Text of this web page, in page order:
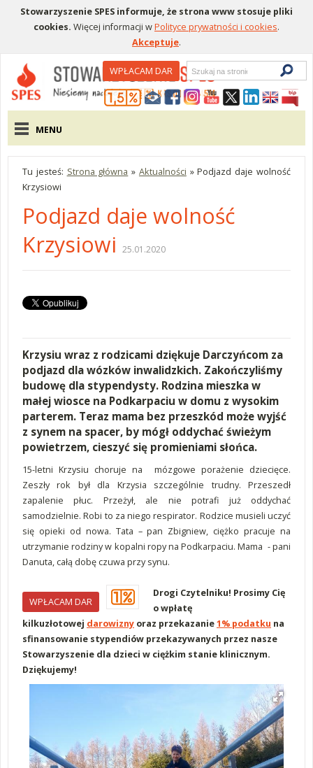
Stowarzyszenie SPES informuje, że strona www stosuje pliki
cookies. Więcej informacji wPolityce prywatności i cookies.
Akceptuje.
Menu pomocniczeWPŁACAM DAR
Wyszukiwarka
Menu główne
MENU
Tu jesteś: Strona główna » Aktualności »Podjazd daje wolność
Krzysiowi
Podjazd daje wolność
Krzysiowi 25.01.2020
Krzysiu wraz z rodzicami dziękuje Darczyńcom za
podjazd dla wózków inwalidzkich. Zakończyliśmy
budowę dla stypendysty. Rodzina mieszka w
małej wiosce na Podkarpaciu w domu z wysokim
parterem. Teraz mama bez przeszkód może wyjść
z synem na spacer, by mógł oddychać świeżym
powietrzem, cieszyć się promieniami słońca.
15-letni Krzysiu choruje na mózgowe porażenie dziecięce.
Zeszły rok był dla Krzysia szczególnie trudny. Przeszedł
zapalenie płuc. Przeżył, ale nie potrafi już oddychać
samodzielnie. Robi to za niego respirator. Rodzice musieli uczyć
się opieki od nowa. Tata – pan Zbigniew, ciężko pracuje na
utrzymanie rodziny w kopalni ropy na Podkarpaciu. Mama - pani
Danuta, całą dobę czuwa przy synu.
WPŁACAM DAR
Drogi Czytelniku! Prosimy Cię
o wpłatę
kilkuzłotowej darowizny oraz przekazanie1% podatku na
sfinansowanie stypendiów przekazywanych przez nasze
Stowarzyszenie dla dzieci w ciężkim stanie klinicznym.
Dziękujemy!